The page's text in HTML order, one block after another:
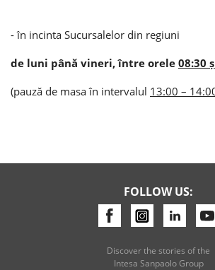
- în incinta Sucursalelor din regiuni
de luni până vineri, între orele 08:30
(pauză de masa în intervalul 13:00 –
FOLLOW US:
Discover the stories of the
Intesa Sanpaolo Group